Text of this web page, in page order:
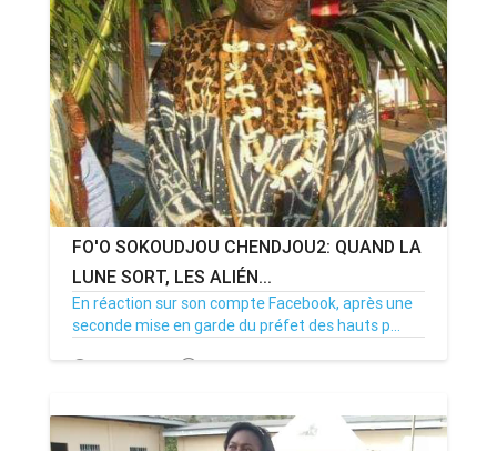
FO'O SOKOUDJOU CHENDJOU2: QUAND LA
LUNE SORT, LES ALIÉN...
En réaction sur son compte Facebook, après une
seconde mise en garde du préfet des hauts p...
20/01/21 Par MenouActu 0